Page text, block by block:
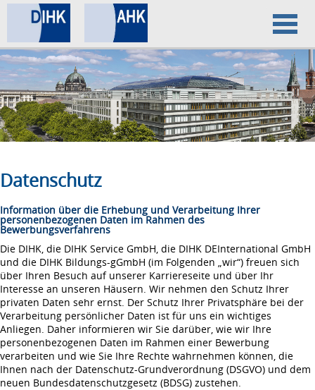
Home
Datenschutz
Impressum
Datenschutz
Information über die Erhebung und Verarbeitung Ihrer
personenbezogenen Daten im Rahmen des
Bewerbungsverfahrens
Die DIHK, die DIHK Service GmbH, die DIHK DEInternational GmbH
und die DIHK Bildungs-gGmbH (im Folgenden „wir“) freuen sich
über Ihren Besuch auf unserer Karriereseite und über Ihr
Interesse an unseren Häusern. Wir nehmen den Schutz Ihrer
privaten Daten sehr ernst. Der Schutz Ihrer Privatsphäre bei der
Verarbeitung persönlicher Daten ist für uns ein wichtiges
Anliegen. Daher informieren wir Sie darüber, wie wir Ihre
personenbezogenen Daten im Rahmen einer Bewerbung
verarbeiten und wie Sie Ihre Rechte wahrnehmen können, die
Ihnen nach der Datenschutz-Grundverordnung (DSGVO) und dem
neuen Bundesdatenschutzgesetz (BDSG) zustehen.